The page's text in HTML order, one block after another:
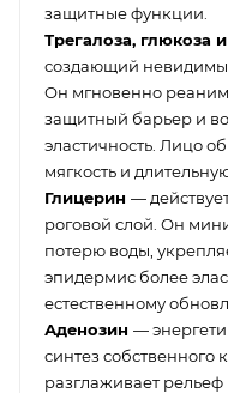
защитные функции.
Трегалоза, глюкоза
создающий
Он мгновенно
защитный барьер и
эластичность. Лицо
мягкость и
Глицерин —
роговой слой. Он
потерю воды,
эпидермис более
естественному
Аденозин —
синтез собственного
разглаживает рельеф